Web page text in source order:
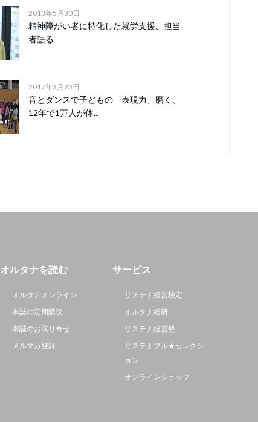
2013年5月30日
精神障がい者に特化した就労支援、担当
者語る
2017年3月23日
音とダンスで子どもの「表現力」磨く、
12年で1万人が体...
オルタナを読む
オルタナオンライン
本誌の定期購読
本誌のお取り寄せ
メルマガ登録
サービス
サステナ経営検定
オルタナ総研
サステナ経営塾
サステナブル★セレクシ
ョン
オンラインショップ